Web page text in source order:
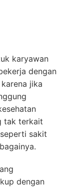
karyawan
dengan
jika
tak terkait
sakit
dengan